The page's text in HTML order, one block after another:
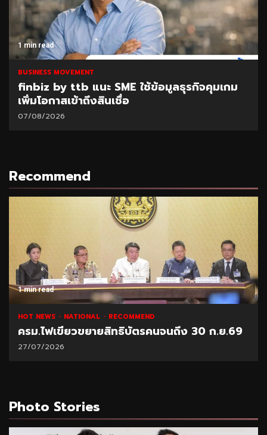
1 min read
BUSINESS MOVEMENT
finbiz by ttb แนะ SME ใช้ข้อมูลธุรกิจคุมเกม
เพิ่มโอกาสเข้าถึงสินเชื่อ
07/08/2026
Recommend
1 min read
HOT NEWS NATIONAL RECOMMEND
ครม.ไฟเขียวขยายสิทธิบัตรคนจนถึง 30 ก.ย.69
27/07/2026
Photo Stories